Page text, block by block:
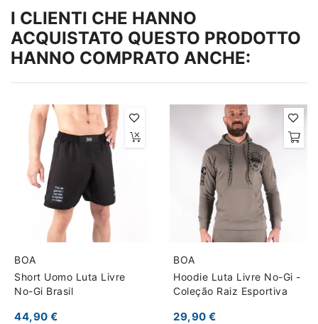
I CLIENTI CHE HANNO
ACQUISTATO QUESTO PRODOTTO
HANNO COMPRATO ANCHE:
BOA
Short Uomo Luta Livre
No-Gi Brasil
44,90 €
BOA
Hoodie Luta Livre No-Gi -
Coleção Raiz Esportiva
29,90 €